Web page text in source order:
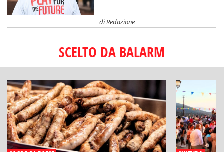
diRedazione
SCELTO DA BALARM